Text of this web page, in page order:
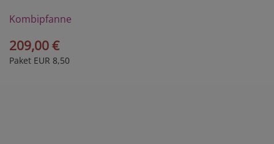
Kombipfanne
209,00 €
Paket EUR 8,50